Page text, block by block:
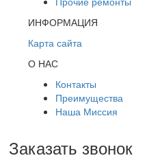
ИНФОРМАЦИЯ
Карта сайта
О НАС
Контакты
Преимущества
Наша Миссия
Заказать звонок